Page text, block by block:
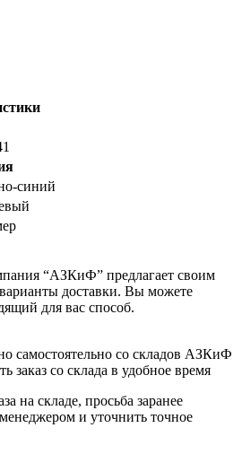
синий
“АЗКиФ” предлагает своим
доставки. Вы можете
для вас способ.
самостоятельно со складов АЗКиФ
заказ со склада в удобное время
на складе, просьба заранее
и уточнить точное